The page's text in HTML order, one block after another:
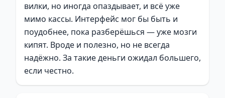
вилки, но иногда опаздывает, и всё уже
мимо кассы. Интерфейс мог бы быть и
поудобнее, пока разберёшься — уже мозги
кипят. Вроде и полезно, но не всегда
надёжно. За такие деньги ожидал большего,
если честно.